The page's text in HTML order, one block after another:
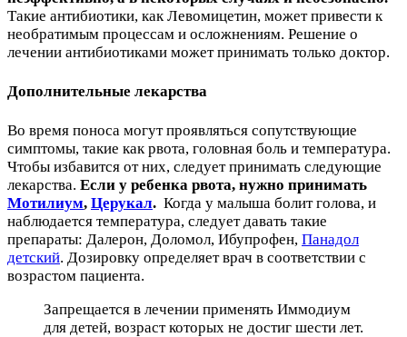
Такие антибиотики, как Левомицетин, может привести к
необратимым процессам и осложнениям. Решение о
лечении антибиотиками может принимать только доктор.
Дополнительные лекарства
Во время поноса могут проявляться сопутствующие
симптомы, такие как рвота, головная боль и температура.
Чтобы избавится от них, следует принимать следующие
лекарства. Если у ребенка рвота, нужно принимать
Мотилиум, Церукал. Когда у малыша болит голова, и
наблюдается температура, следует давать такие
препараты: Далерон, Доломол, Ибупрофен, Панадол
детский. Дозировку определяет врач в соответствии с
возрастом пациента.
Запрещается в лечении применять Иммодиум
для детей, возраст которых не достиг шести лет.